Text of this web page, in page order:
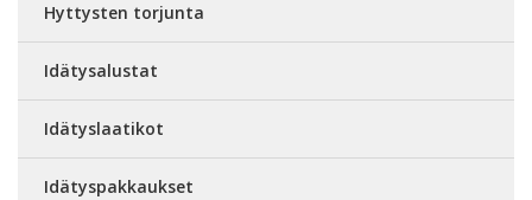
Hyttysten torjunta
Idätysalustat
Idätyslaatikot
Idätyspakkaukset